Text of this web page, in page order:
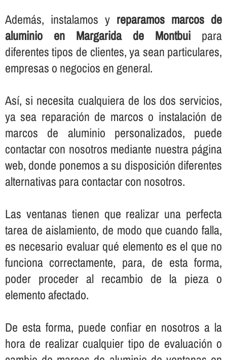
Además, instalamos y reparamos marcos de
aluminio en Margarida de Montbui para
diferentes tipos de clientes, ya sean particulares,
empresas o negocios en general.
Así­, si necesita cualquiera de los dos servicios,
ya sea reparación de marcos o instalación de
marcos de aluminio personalizados, puede
contactar con nosotros mediante nuestra página
web, donde ponemos a su disposición diferentes
alternativas para contactar con nosotros.
Las ventanas tienen que realizar una perfecta
tarea de aislamiento, de modo que cuando falla,
es necesario evaluar qué elemento es el que no
funciona correctamente, para, de esta forma,
poder proceder al recambio de la pieza o
elemento afectado.
De esta forma, puede confiar en nosotros a la
hora de realizar cualquier tipo de evaluación o